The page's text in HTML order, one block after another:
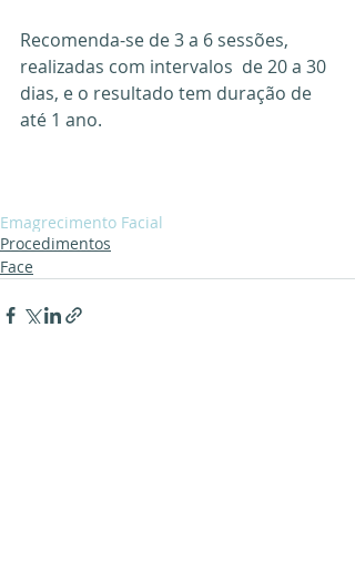
Recomenda-se de 3 a 6 sessões,
realizadas com intervalos  de 20 a 30
dias, e o resultado tem duração de
até 1 ano.
Emagrecimento Facial
Procedimentos
Face